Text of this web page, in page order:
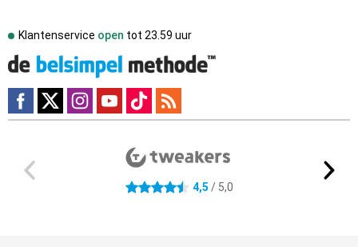
Klantenservice open tot 23.59 uur
4.5 sterren 4,5 / 5,0